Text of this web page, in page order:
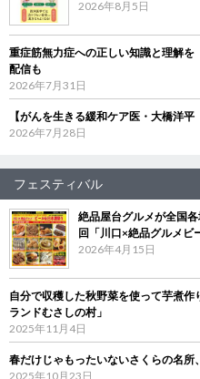
2026年8月5日
重症筋無力症への正しい知識と理解
配信も
2026年7月31日
【がんを生きる緩和ケア医・大橋洋
2026年7月28日
フェスティバル
絶品屋台グルメが全国
回「川口×絶品グルメビ
2026年4月15日
自分で収穫した秋野菜を使って芋煮
ランドむさしの村」
2025年11月4日
春だけじゃもったいないさくらの名所
2025年10月23日